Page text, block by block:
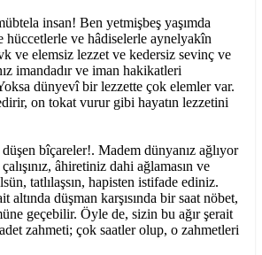
insan! Ben yetmişbeş yaşımda
hüccetlerle ve hâdiselerle aynelyakîn
ve elemsiz lezzet ve kedersiz sevinç ve
imandadır ve iman hakikatleri
dünyevî bir lezzette çok elemler var.
on tokat vurur gibi hayatın lezzetini
bîçareler!. Madem dünyanız ağlıyor
çalışınız, âhiretiniz dahi ağlamasın ve
tatlılaşsın, hapisten istifade ediniz.
altında düşman karşısında bir saat nöbet,
geçebilir. Öyle de, sizin bu ağır şerait
zahmeti; çok saatler olup, o zahmetleri